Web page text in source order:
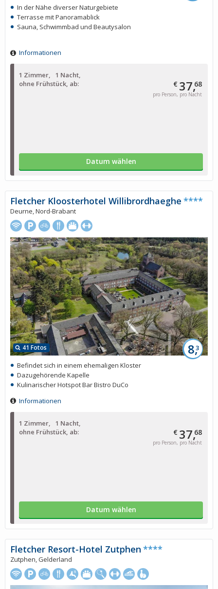
1 Zimmer
1 Nacht
ohne Frühstück, ab:
€ 37,68
pro Person, pro Nacht
Datum wählen
In der Nähe diverser Naturgebiete
Terrasse mit Panoramablick
Sauna, Schwimmbad und Beautysalon
Informationen
1 Zimmer
1 Nacht
ohne Frühstück, ab:
€ 37,68
pro Person, pro Nacht
Datum wählen
41 Fotos 8,3
Fletcher Kloosterhotel Willibrordhaeghe ****
Deurne, Nord-Brabant
Befindet sich in einem ehemaligen Kloster
Dazugehörende Kapelle
Kulinarischer Hotspot Bar Bistro DuCo
Informationen
Fletcher Resort-Hotel Zutphen ****
Zutphen, Gelderland